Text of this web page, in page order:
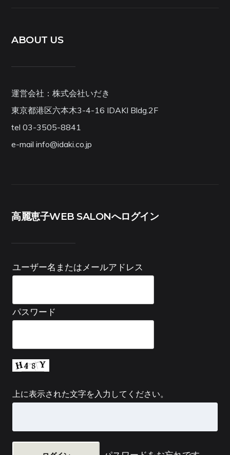
ABOUT US
運営会社：株式会社いだき
東京都港区六本木3-4-16 IDAKI Bldg.2F
tel 03-3505-8841
e-mail info@idaki.co.jp
高麗恵子WEB SALONへログイン
ユーザー名またはメールアドレス
パスワード
上に表示された文字を入力してください。